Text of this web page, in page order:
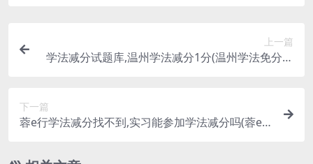
上一篇
学法减分试题库,温州学法减分1分(温州学法免分在
下一篇
蓉e行学法减分找不到,实习能参加学法减分吗(蓉e